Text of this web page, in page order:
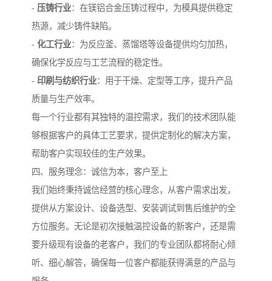
- 压铸行业：在镁铝合金压铸过程中，为模具提供稳定
热源，减少铸件缺陷。
- 化工行业：为反应釜、蒸馏塔等设备提供均匀加热，
确保化学反应与工艺流程的稳定性。
- 印刷与纺织行业：用于干燥、定型等工序，提升产品
质量与生产效率。
每一个行业都有其独特的温控需求，我们的技术团队能
够根据客户的具体工艺要求，提供定制化的解决方案，
帮助客户实现较佳的生产效果。
四、服务理念：诚信为本，客户至上
我们始终秉持诚信经营的核心理念，从客户需求出发，
提供从方案设计、设备选型、安装调试到售后维护的全
方位服务。无论是初次接触温控设备的新客户，还是需
要升级现有设备的老客户，我们的专业团队都将耐心倾
听、细心解答，确保每一位客户都能获得满意的产品与